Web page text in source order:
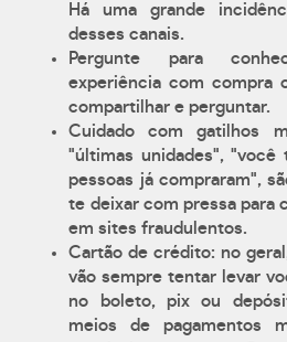
Há uma grande
desses canais.
Pergunte para
experiência com compra
compartilhar e perguntar.
Cuidado com gatilhos
"últimas unidades",
pessoas já compraram",
te deixar com pressa para
em sites fraudulentos.
Cartão de crédito: no
vão sempre tentar levar
no boleto, pix ou
meios de pagamentos